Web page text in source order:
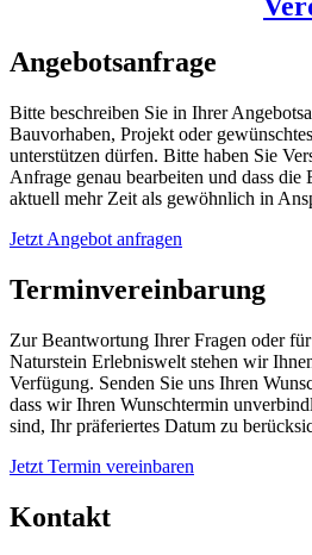
Angebotsanfrage
Bitte beschreiben Sie in Ihrer
Bauvorhaben, Projekt oder
unterstützen dürfen. Bitte haben Sie
Anfrage genau bearbeiten und dass die
aktuell mehr Zeit als gewöhnlich in
Jetzt Angebot anfragen
Terminvereinbarung
Zur Beantwortung Ihrer Fragen oder
Naturstein Erlebniswelt stehen wir
Verfügung. Senden Sie uns Ihren
dass wir Ihren Wunschtermin
sind, Ihr präferiertes Datum zu
Jetzt Termin vereinbaren
Kontakt